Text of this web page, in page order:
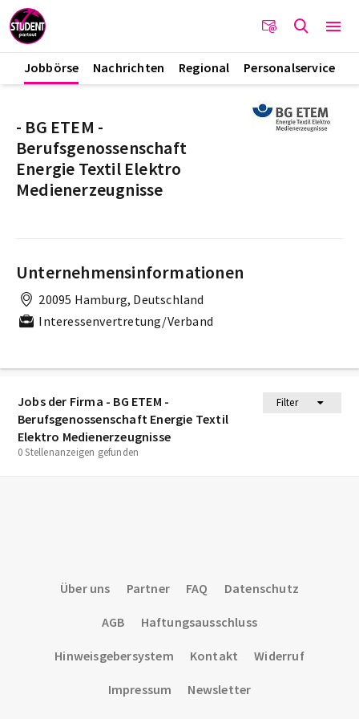
Jobbörse Nachrichten Regional Personalservice
Jobs der Firma - BG ETEM -
Berufsgenossenschaft Energie Textil
Elektro Medienerzeugnisse
Filter
0 Stellenanzeigen gefunden
- BG ETEM -
Berufsgenossenschaft
Energie Textil Elektro
Medienerzeugnisse
Unternehmensinformationen
20095 Hamburg, Deutschland
Interessenvertretung/Verband
Über uns Partner FAQ Datenschutz
AGB Haftungsausschluss
Hinweisgebersystem Kontakt Widerruf
Impressum Newsletter